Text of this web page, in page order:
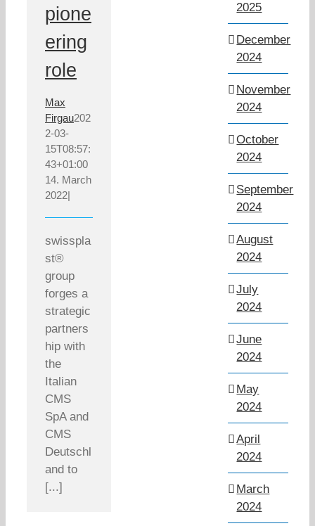
pione
ering
role
Max
Firgau202
2-03-
15T08:57:
43+01:00
14. March
2022|
swisspla
st®
group
forges a
strategic
partners
hip with
the
Italian
CMS
SpA and
CMS
Deutschl
and to
[...]
2025
December
2024
November
2024
October
2024
September
2024
August
2024
July
2024
June
2024
May
2024
April
2024
March
2024